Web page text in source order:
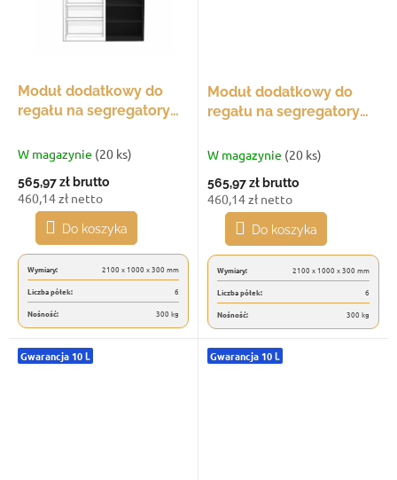
Moduł dodatkowy do
regału na segregatory
2100x1000x300, udźwig
W magazynie (20 ks)
565,97 zł brutto
460,14 zł netto
Do koszyka
Wymiary:
2100 x 1000 x 300 mm
Liczba półek:
6
Nośność:
300 kg
Moduł dodatkowy do
regału na segregatory
2100x1000x300, udźwig
W magazynie (20 ks)
565,97 zł brutto
460,14 zł netto
Do koszyka
Wymiary:
2100 x 1000 x 300 mm
Liczba półek:
6
Nośność:
300 kg
Gwarancja 10 l. Gwarancja 10 l.